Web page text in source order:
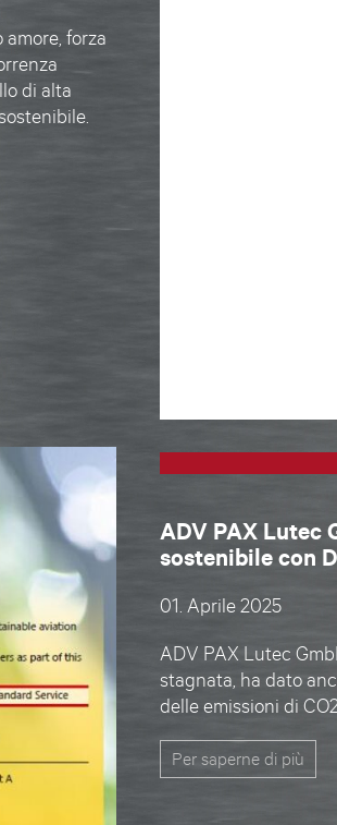
forza
di alta
ADV PAX Lutec
sostenibile con
01. Aprile 2025
ADV PAX Lutec
stagnata, ha dato
delle emissioni di
Per saperne di più